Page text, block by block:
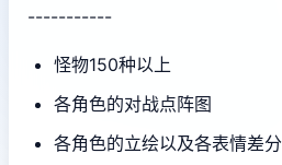
-----------
怪物150种以上
各角色的对战点阵图
各角色的立绘以及各表情差分